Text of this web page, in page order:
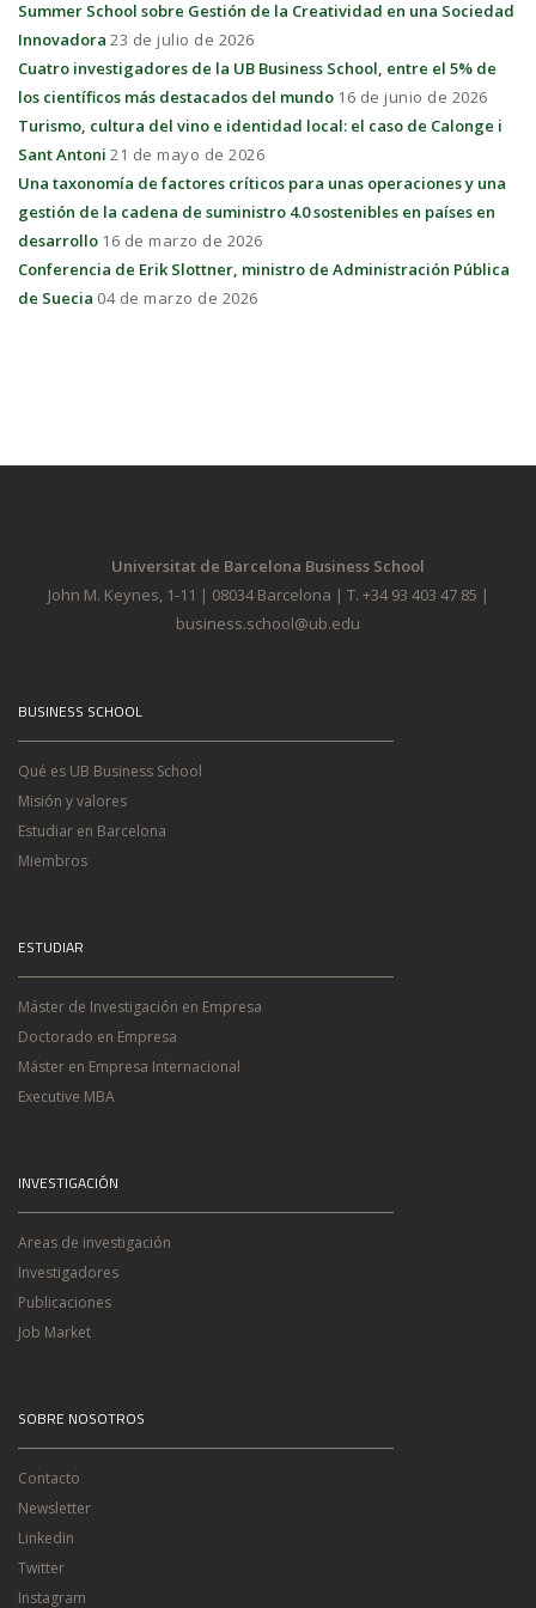
Summer School sobre Gestión de la Creatividad en una Sociedad
Innovadora 23 de julio de 2026
Cuatro investigadores de la UB Business School, entre el 5% de
los científicos más destacados del mundo 16 de junio de 2026
Turismo, cultura del vino e identidad local: el caso de Calonge i
Sant Antoni 21 de mayo de 2026
Una taxonomía de factores críticos para unas operaciones y una
gestión de la cadena de suministro 4.0 sostenibles en países en
desarrollo 16 de marzo de 2026
Conferencia de Erik Slottner, ministro de Administración Pública
de Suecia 04 de marzo de 2026
Universitat de Barcelona Business School
John M. Keynes, 1-11 | 08034 Barcelona | T. +34 93 403 47 85 |
business.school@ub.edu
BUSINESS SCHOOL
Qué es UB Business School
Misión y valores
Estudiar en Barcelona
Miembros
ESTUDIAR
Máster de Investigación en Empresa
Doctorado en Empresa
Máster en Empresa Internacional
Executive MBA
INVESTIGACIÓN
Areas de investigación
Investigadores
Publicaciones
Job Market
SOBRE NOSOTROS
Contacto
Newsletter
Linkedin
Twitter
Instagram